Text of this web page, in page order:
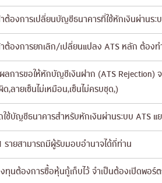
ต้องการเปลี่ยนบัญชีธนาคารที่ใช้หักเงินผ่านระ
ต้องการยกเลิก/เปลี่ยนแปลง ATS หลัก ต้องท
ลการขอให้หักบัญชีเงินฝาก (ATS Rejection)
,ลายเซ็นไม่เหมือน,เซ็นไม่ครบชุด,)
ใช้บัญชีธนาคารสำหรับหักเงินผ่านระบบ ATS
รายสามารถมีผู้รับมอบอำนาจได้กี่ท่าน
ทุนต้องการซื้อหุ้นกู้เก็บไว้ จำเป็นต้องเปิดพอร์